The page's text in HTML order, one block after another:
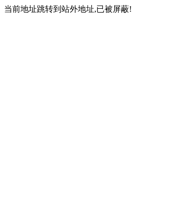
当前地址跳转到站外地址,已被屏蔽!